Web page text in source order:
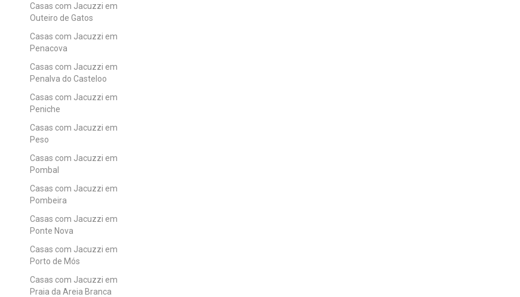
Casas com Jacuzzi em
Outeiro de Gatos
Casas com Jacuzzi em
Penacova
Casas com Jacuzzi em
Penalva do Casteloo
Casas com Jacuzzi em
Peniche
Casas com Jacuzzi em
Peso
Casas com Jacuzzi em
Pombal
Casas com Jacuzzi em
Pombeira
Casas com Jacuzzi em
Ponte Nova
Casas com Jacuzzi em
Porto de Mós
Casas com Jacuzzi em
Praia da Areia Branca